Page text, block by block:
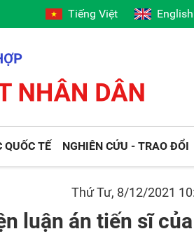
Tiếng Việt English
QUỐC TẾ NGHIÊN CỨU - TRAO ĐỔI
Thứ Tư, 8/12/2021
luận án tiến sĩ